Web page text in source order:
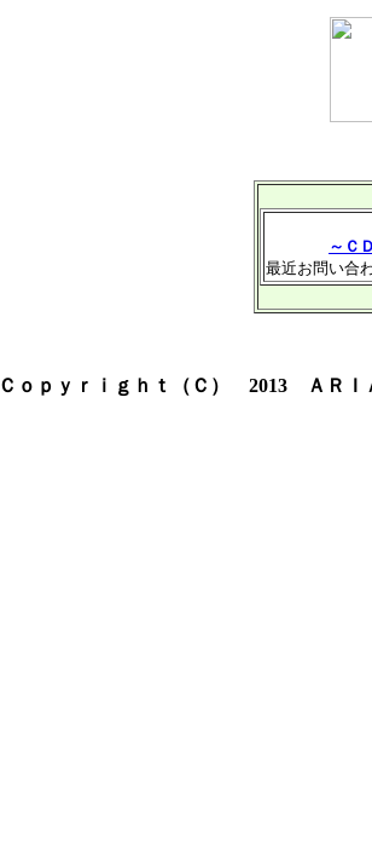
～Ｃ
最近お問い合
Ｃｏｐｙｒｉｇｈｔ（Ｃ） 2013 ＡＲ